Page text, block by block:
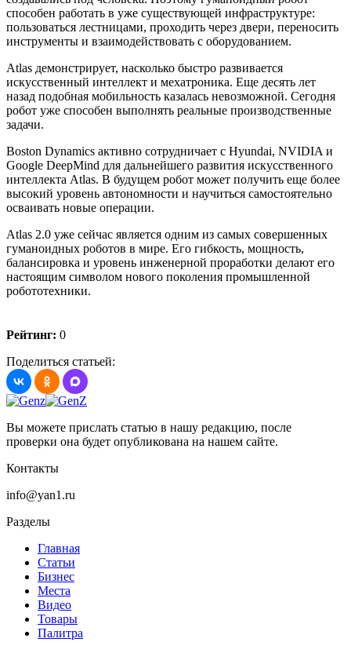
способен работать в уже существующей инфраструктуре:
пользоваться лестницами, проходить через двери, переносить
инструменты и взаимодействовать с оборудованием.
Atlas демонстрирует, насколько быстро развивается
искусственный интеллект и мехатроника. Еще десять лет
назад подобная мобильность казалась невозможной. Сегодня
робот уже способен выполнять реальные производственные
задачи.
Boston Dynamics активно сотрудничает с Hyundai, NVIDIA и
Google DeepMind для дальнейшего развития искусственного
интеллекта Atlas. В будущем робот может получить еще более
высокий уровень автономности и научиться самостоятельно
осваивать новые операции.
Atlas 2.0 уже сейчас является одним из самых совершенных
гуманоидных роботов в мире. Его гибкость, мощность,
балансировка и уровень инженерной проработки делают его
настоящим символом нового поколения промышленной
робототехники.
Рейтинг: 0
Поделиться статьей:
Вы можете прислать статью в нашу редакцию, после
проверки она будет опубликована на нашем сайте.
Контакты
info@yan1.ru
Разделы
Главная
Статьи
Бизнес
Места
Видео
Товары
Палитра